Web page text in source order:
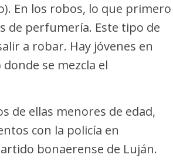
En los robos, lo que primero
de perfumería. Este tipo de
a robar. Hay jóvenes en
se mezcla el
de ellas menores de edad,
con la policía en
bonaerense de Luján.